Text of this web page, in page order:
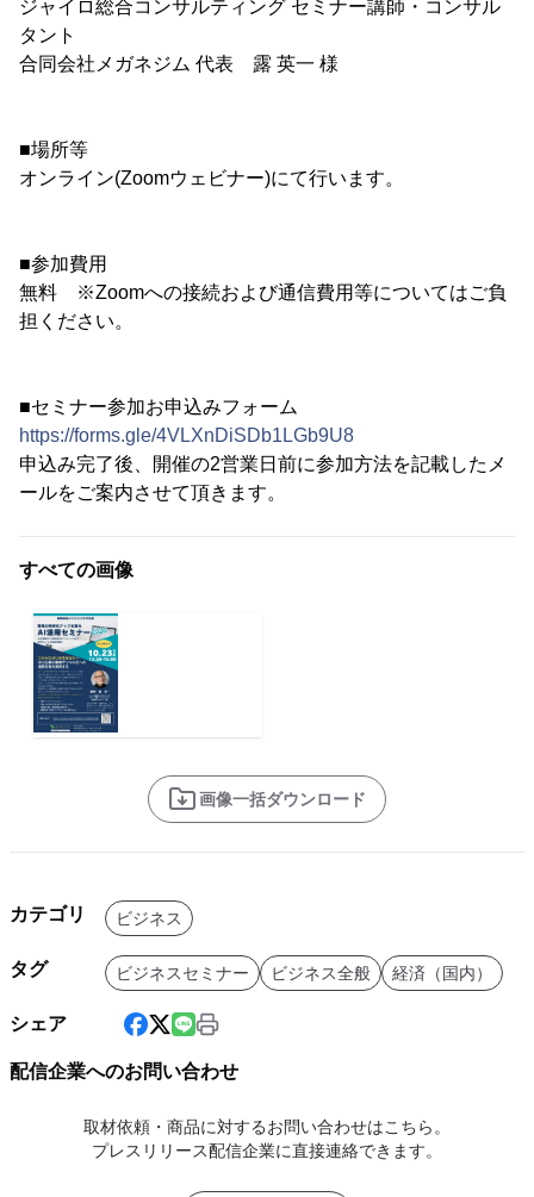
ジャイロ総合コンサルティング セミナー講師・コンサル
タント
合同会社メガネジム 代表 露 英一 様
■場所等
オンライン(Zoomウェビナー)にて行います。
■参加費用
無料 ※Zoomへの接続および通信費用等についてはご負
担ください。
■セミナー参加お申込みフォーム
https://forms.gle/4VLXnDiSDb1LGb9U8
申込み完了後、開催の2営業日前に参加方法を記載したメ
ールをご案内させて頂きます。
すべての画像
画像一括ダウンロード
カテゴリ ビジネス
タグ ビジネスセミナー ビジネス全般 経済（国内）
シェア
配信企業へのお問い合わせ
取材依頼・商品に対するお問い合わせはこちら。
プレスリリース配信企業に直接連絡できます。